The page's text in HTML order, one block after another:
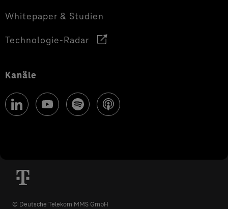
Whitepaper & Studien
Technologie-Radar
Kanäle
© Deutsche Telekom MMS GmbH